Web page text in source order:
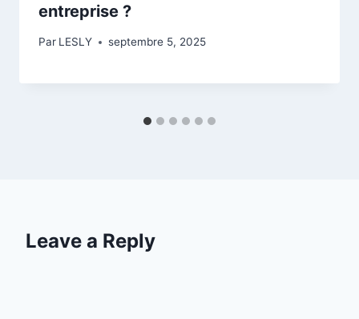
entreprise ?
Par LESLY septembre 5, 2025
Leave a Reply